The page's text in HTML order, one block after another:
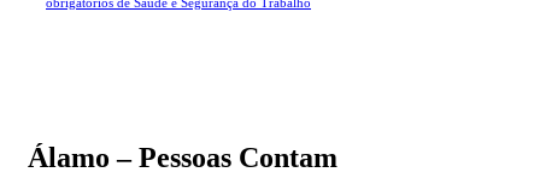
obrigatórios de Saúde e Segurança do Trabalho
Álamo – Pessoas Contam